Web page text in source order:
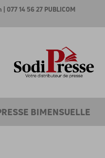
| 077 14 56 27 PUBLICOM
BIMENSUELLE